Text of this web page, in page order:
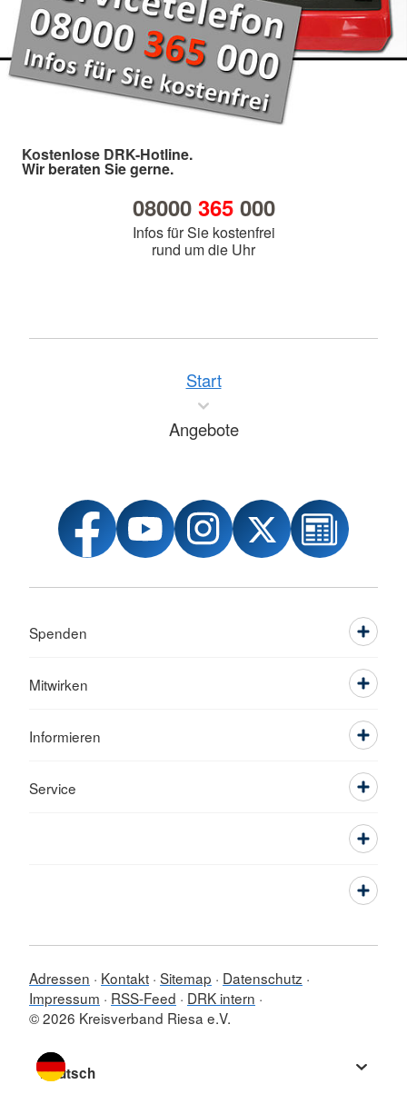
Kostenlose DRK-Hotline.
Wir beraten Sie gerne.
08000 365000
Infos für Sie kostenfrei
rund um die Uhr
Start
Angebote
Spenden
Mitwirken
Informieren
Service
Adressen Kontakt Sitemap
Datenschutz
Impressum
RSS-Feed
DRK intern
© 2026 Kreisverband Riesa e.V.
Sprache wechseln zu